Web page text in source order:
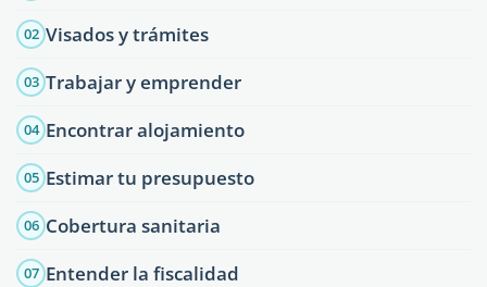
02 Visados y trámites
03 Trabajar y emprender
04 Encontrar alojamiento
05 Estimar tu presupuesto
06 Cobertura sanitaria
07 Entender la fiscalidad